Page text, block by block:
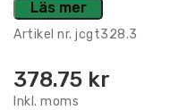
Läs mer
Artikel nr. jcgt328.3
378.75 kr
Inkl. moms